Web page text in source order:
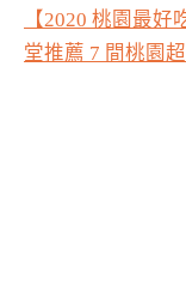
【2020 桃園最
堂推薦 7 間桃園